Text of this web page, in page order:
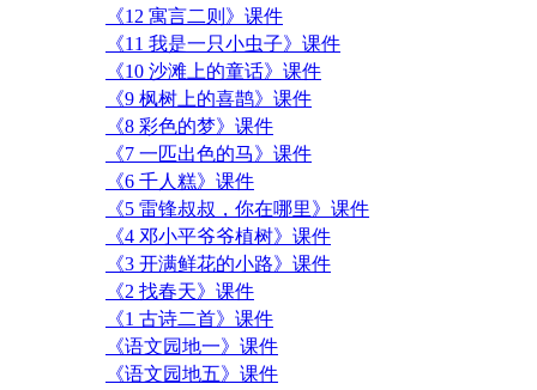
《12 寓言二则》课件
《11 我是一只小虫子》课件
《10 沙滩上的童话》课件
《9 枫树上的喜鹊》课件
《8 彩色的梦》课件
《7 一匹出色的马》课件
《6 千人糕》课件
《5 雷锋叔叔，你在哪里》课件
《4 邓小平爷爷植树》课件
《3 开满鲜花的小路》课件
《2 找春天》课件
《1 古诗二首》课件
《语文园地一》课件
《语文园地五》课件